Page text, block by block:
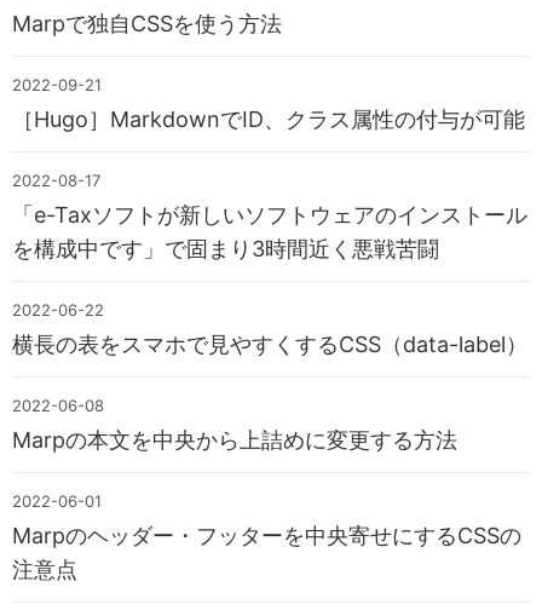
Marpで独自CSSを使う方法
2022-09-21
［Hugo］MarkdownでID、クラス属性の付与が可能
2022-08-17
「e-Taxソフトが新しいソフトウェアのインストール
を構成中です」で固まり3時間近く悪戦苦闘
2022-06-22
横長の表をスマホで見やすくするCSS（data-label）
2022-06-08
Marpの本文を中央から上詰めに変更する方法
2022-06-01
Marpのヘッダー・フッターを中央寄せにするCSSの
注意点